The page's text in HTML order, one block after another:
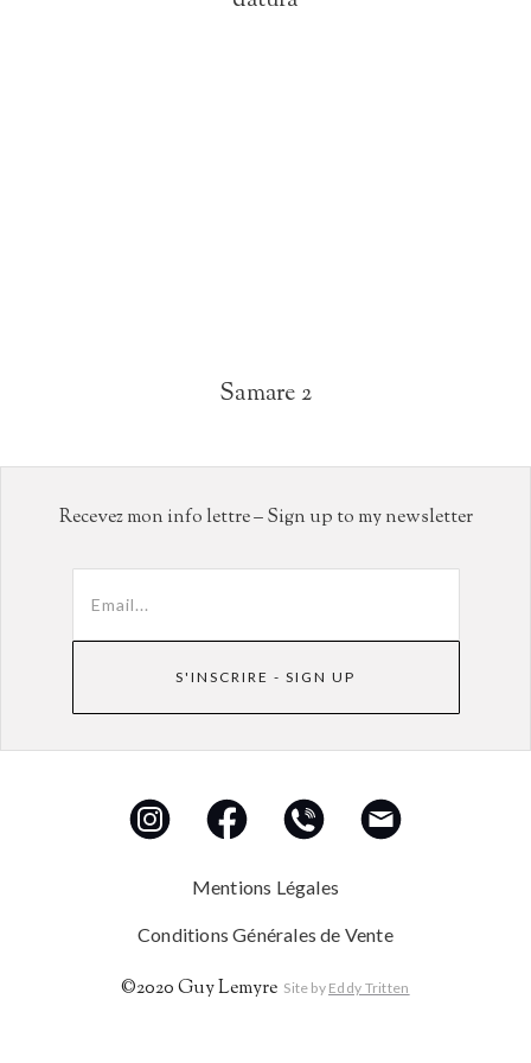
Samare 2
Recevez mon info lettre – Sign up to my newsletter
Mentions Légales
Conditions Générales de Vente
©2020 Guy Lemyre Site by Eddy Tritten